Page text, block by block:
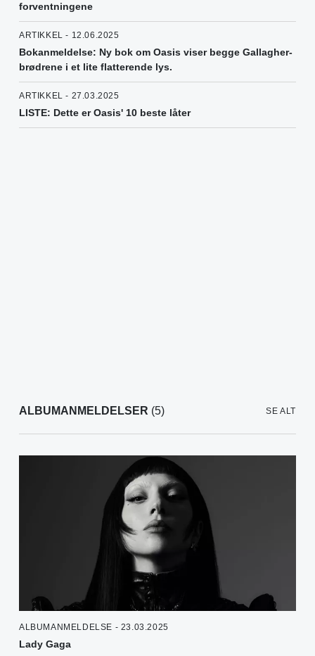
forventningene
ARTIKKEL - 12.06.2025
Bokanmeldelse: Ny bok om Oasis viser begge Gallagher-
brødrene i et lite flatterende lys.
ARTIKKEL - 27.03.2025
LISTE: Dette er Oasis' 10 beste låter
ALBUMANMELDELSER (5) SE ALT
ALBUMANMELDELSE - 23.03.2025
Lady Gaga